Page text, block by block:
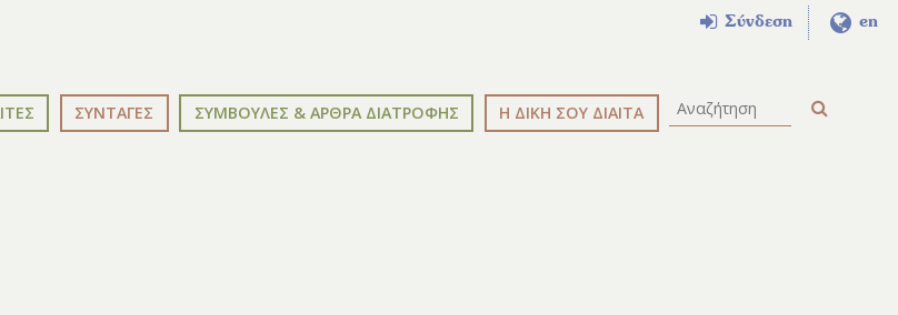
en
Σύνδεση
ΣΥΝΤΑΓΕΣ ΣΥΜΒΟΥΛΕΣ & ΑΡΘΡΑ ΔΙΑΤΡΟΦΗΣ Η ΔΙΚΗ ΣΟΥ ΔΙΑΙΤΑ